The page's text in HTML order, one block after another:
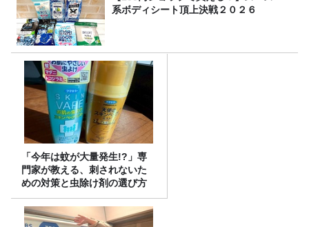
系ボディシート頂上決戦２０２６
「今年は蚊が大量発生!?」専
門家が教える、刺されないた
めの対策と虫除け剤の選び方